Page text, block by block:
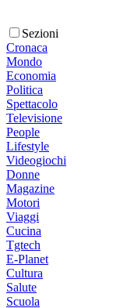
Sezioni
Cronaca
Mondo
Economia
Politica
Spettacolo
Televisione
People
Lifestyle
Videogiochi
Donne
Magazine
Motori
Viaggi
Cucina
Tgtech
E-Planet
Cultura
Salute
Scuola